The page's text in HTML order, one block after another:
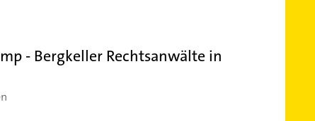
- Bergkeller Rechtsanwälte in